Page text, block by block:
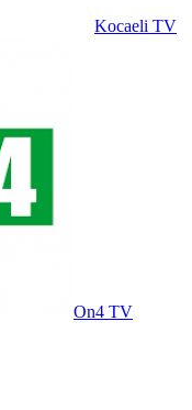
Kocaeli TV
On4 TV